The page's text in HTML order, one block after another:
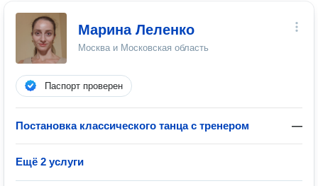
Марина Леленко
Москва и Московская область
Паспорт проверен
Постановка классического танца с тренером —
Ещё 2 услуги